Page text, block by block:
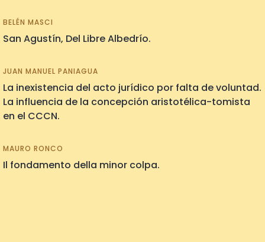
BELÉN MASCI
San Agustín, Del Libre Albedrío.
JUAN MANUEL PANIAGUA
La inexistencia del acto jurídico por falta de voluntad.
La influencia de la concepción aristotélica-tomista
en el CCCN.
MAURO RONCO
Il fondamento della minor colpa.